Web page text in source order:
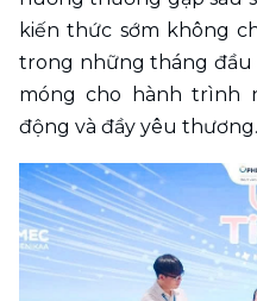
kiến thức sớm không
trong những tháng đầu
móng cho hành trình
động và đầy yêu thương.